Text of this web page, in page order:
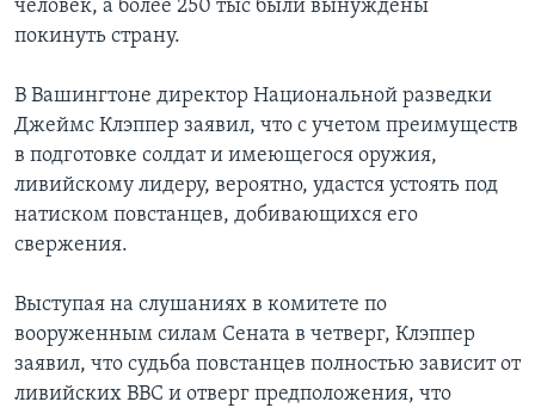
человек, а более 250 тыс были вынуждены
покинуть страну.
В Вашингтоне директор Национальной разведки
Джеймс Клэппер заявил, что с учетом преимуществ
в подготовке солдат и имеющегося оружия,
ливийскому лидеру, вероятно, удастся устоять под
натиском повстанцев, добивающихся его
свержения.
Выступая на слушаниях в комитете по
вооруженным силам Сената в четверг, Клэппер
заявил, что судьба повстанцев полностью зависит от
ливийских ВВС и отверг предположения, что